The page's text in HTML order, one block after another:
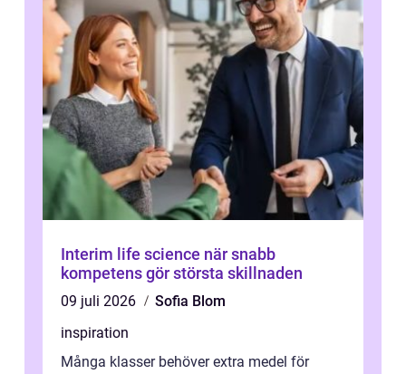
Interim life science när snabb
kompetens gör största skillnaden
09 juli 2026
Sofia Blom
inspiration
Många klasser behöver extra medel för